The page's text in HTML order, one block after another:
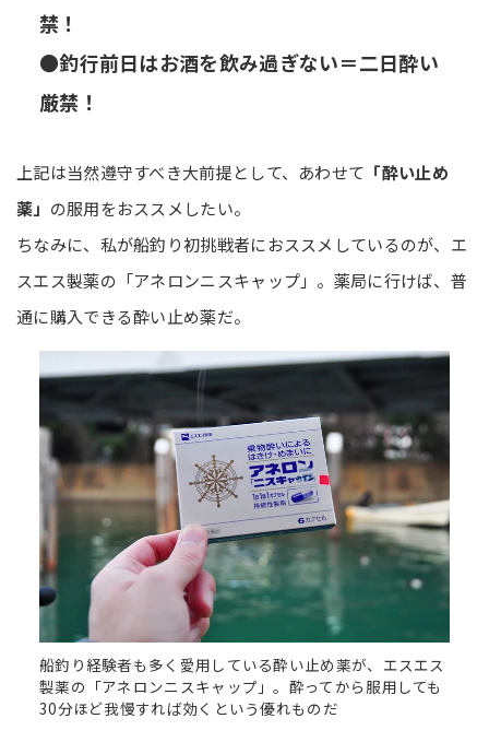
禁！
●釣行前日はお酒を飲み過ぎない＝二日酔い
厳禁！
上記は当然遵守すべき大前提として、あわせて 「酔い止め
薬」 の服用をおススメしたい。
ちなみに、私が船釣り初挑戦者におススメしているのが、エ
スエス製薬の「アネロンニスキャップ」。薬局に行けば、普
通に購入できる酔い止め薬だ。
船釣り経験者も多く愛用している酔い止め薬が、エスエス
製薬の「アネロンニスキャップ」。酔ってから服用しても
30分ほど我慢すれば効くという優れものだ